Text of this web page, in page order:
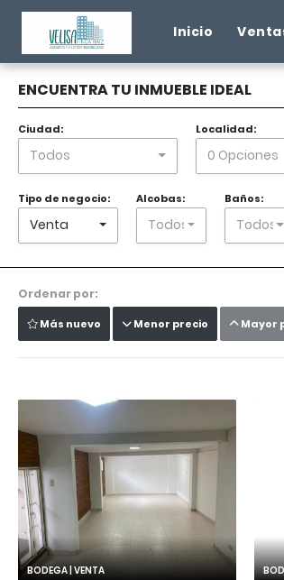
Inicio
ENCUENTRA TU INMUEBLE IDEAL
Ciudad:
Todos
Localidad:
0 Opciones
Tipo de negocio:
Venta
Alcobas:
Todos
Baños:
Todos
Ordenar por:
Más nuevo Menor precio Mayor
BODEGA | VENTA